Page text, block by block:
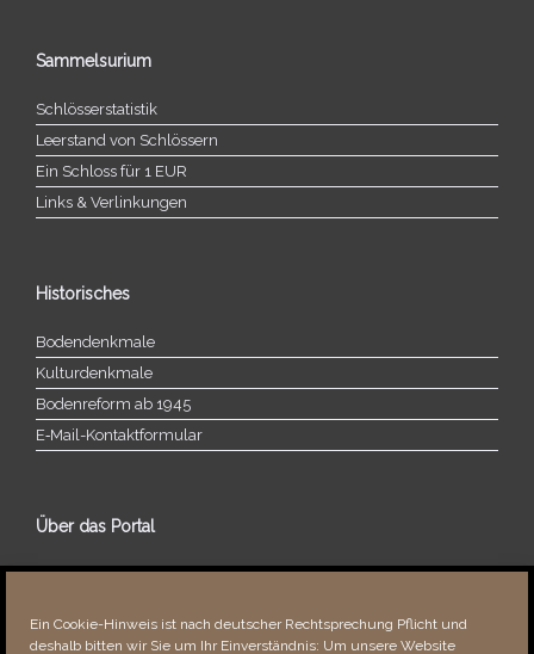
Ein Cookie-Hinweis ist nach deutscher Rechtsprechung Pflicht und
deshalb bitten wir Sie um Ihr Einverständnis: Um unsere Website
Sammelsurium
Schlösserstatistik
Leerstand von Schlössern
Ein Schloss für 1 EUR
Links & Verlinkungen
Historisches
Bodendenkmale
Kulturdenkmale
Bodenreform ab 1945
E‑Mail-​​Kontaktformular
Über das Portal
Über dieses Portal